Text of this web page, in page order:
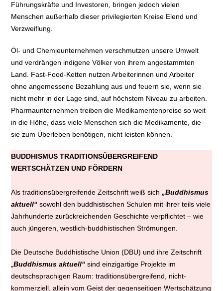
Führungskräfte und Investoren, bringen jedoch vielen
Menschen außerhalb dieser privilegierten Kreise Elend und
Verzweiflung.
Öl- und Chemieunternehmen verschmutzen unsere Umwelt
und verdrängen indigene Völker von ihrem angestammten
Land. Fast-Food-Ketten nutzen Arbeiterinnen und Arbeiter
ohne angemessene Bezahlung aus und feuern sie, wenn sie
nicht mehr in der Lage sind, auf höchstem Niveau zu arbeiten.
Pharmaunternehmen treiben die Medikamentenpreise so weit
in die Höhe, dass viele Menschen sich die Medikamente, die
sie zum Überleben benötigen, nicht leisten können.
BUDDHISMUS TRADITIONSÜBERGREIFEND
WERTSCHÄTZEN UND FÖRDERN
Als traditionsübergreifende Zeitschrift weiß sich„Buddhismus
aktuell“ sowohl den buddhistischen Schulen mit ihrer teils viele
Jahrhunderte zurückreichenden Geschichte verpflichtet – wie
auch jüngeren, westlich-buddhistischen Strömungen.
Die Deutsche Buddhistische Union (DBU) und ihre Zeitschrift
„Buddhismus aktuell“ sind einzigartige Projekte im
deutschsprachigen Raum: traditionsübergreifend, nicht-
kommerziell, allein vom Geist der gegenseitigen Wertschätzung